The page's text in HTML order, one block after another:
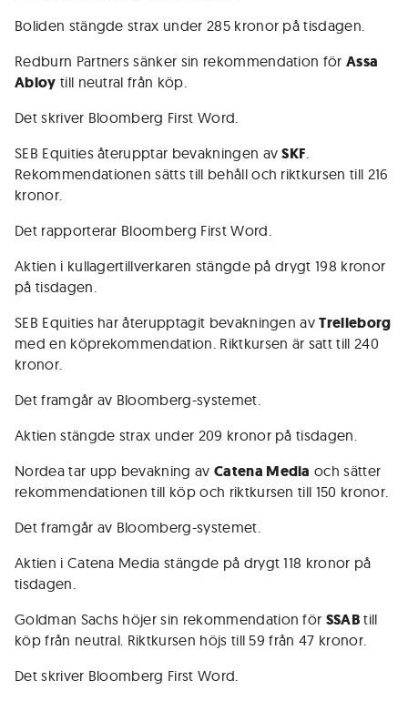
Boliden stängde strax under 285 kronor på tisdagen.
Redburn Partners sänker sin rekommendation förAssa
Abloy till neutral från köp.
Det skriver Bloomberg First Word.
SEB Equities återupptar bevakningen avSKF.
Rekommendationen sätts till behåll och riktkursen till 216
kronor.
Det rapporterar Bloomberg First Word.
Aktien i kullagertillverkaren stängde på drygt 198 kronor
på tisdagen.
SEB Equities har återupptagit bevakningen avTrelleborg
med en köprekommendation. Riktkursen är satt till 240
kronor.
Det framgår av Bloomberg-systemet.
Aktien stängde strax under 209 kronor på tisdagen.
Nordea tar upp bevakning av Catena Media och sätter
rekommendationen till köp och riktkursen till 150 kronor.
Det framgår av Bloomberg-systemet.
Aktien i Catena Media stängde på drygt 118 kronor på
tisdagen.
Goldman Sachs höjer sin rekommendation för SSAB till
köp från neutral. Riktkursen höjs till 59 från 47 kronor.
Det skriver Bloomberg First Word.